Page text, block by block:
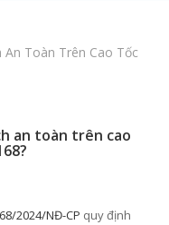
An Toàn Trên Cao Tốc
an toàn trên cao
2024/NĐ-CP quy định